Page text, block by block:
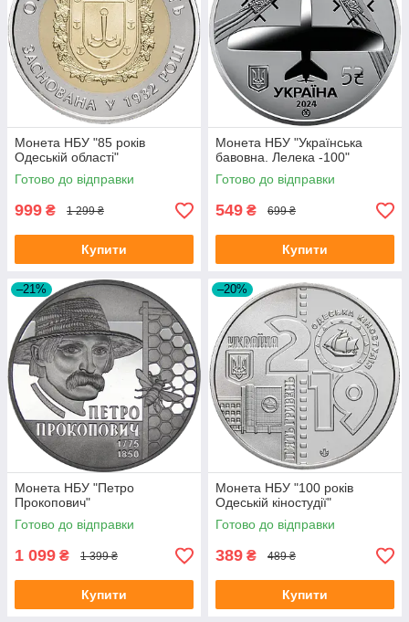
Монета НБУ "85 років
Одеській області"
Готово до відправки
999 ₴ 1 299 ₴
Купити
Монета НБУ "Українська
бавовна. Лелека -100"
Готово до відправки
549 ₴ 699 ₴
Купити
–21%
Монета НБУ "Петро
Прокопович"
Готово до відправки
1 099 ₴ 1 399 ₴
Купити
–20%
Монета НБУ "100 років
Одеській кіностудії"
Готово до відправки
389 ₴ 489 ₴
Купити